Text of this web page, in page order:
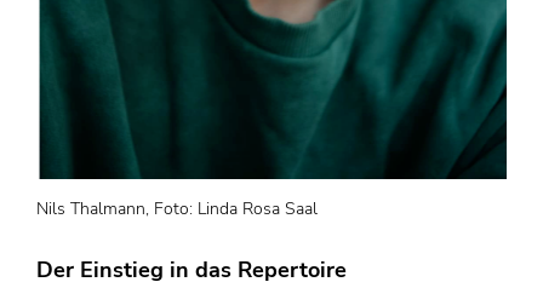
Nils Thalmann, Foto: Linda Rosa Saal
Der Einstieg in das Repertoire